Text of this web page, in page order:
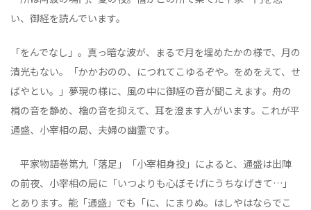
い、御経を読んでいます。
「をんでなし」。真っ暗な波が、まるで月を埋めたかの様で、月の
清光もない。「かかおのの、につれてこゆるぞや。をめをえて、せ
ばやとい。」夢現の様に、風の中に御経の音が聞こえます。舟の
楫の音を静め、櫓の音を抑えて、耳を澄ます人がいます。これが平
通盛、小宰相の局、夫婦の幽霊です。
平家物語巻第九「落足」「小宰相身投」によると、通盛は出陣
の前夜、小宰相の局に「いつよりも心ぼそげにうちなげきて…」
とあります。能「通盛」でも「に、にまりぬ。はしやはならでこ